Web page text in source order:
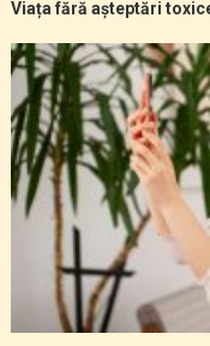
Viața fără așteptări